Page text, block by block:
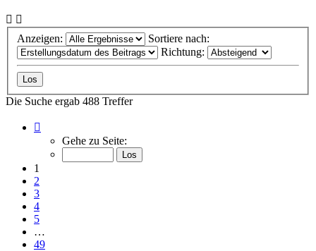
Anzeigen:
Sortiere nach:
Richtung:
Die Suche ergab 488 Treffer
von
Gehe zu Seite:
1
2
3
4
5
…
49